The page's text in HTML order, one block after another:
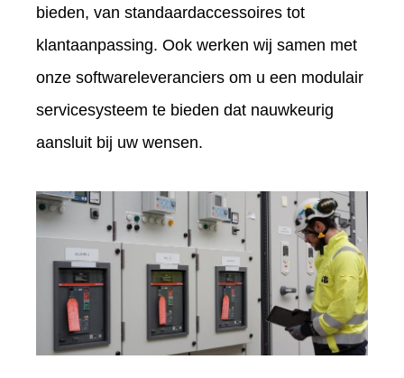
bieden, van standaardaccessoires tot
klantaanpassing. Ook werken wij samen met
onze softwareleveranciers om u een modulair
servicesysteem te bieden dat nauwkeurig
aansluit bij uw wensen.